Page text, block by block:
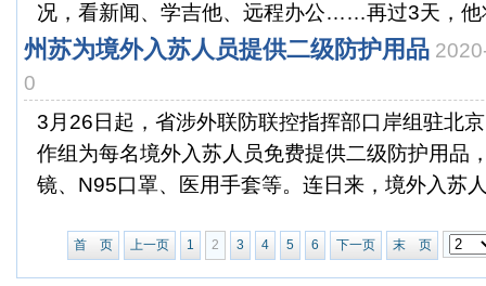
况，看新闻、学吉他、远程办公……再过3天，他
州苏为境外入苏人员提供二级防护用品
0
3月26日起，省涉外联防联控指挥部口岸组驻北
作组为每名境外入苏人员免费提供二级防护用品
镜、N95口罩、医用手套等。连日来，境外入苏
首 页 上一页 1 2 3 4 5 6 下一页 末 页